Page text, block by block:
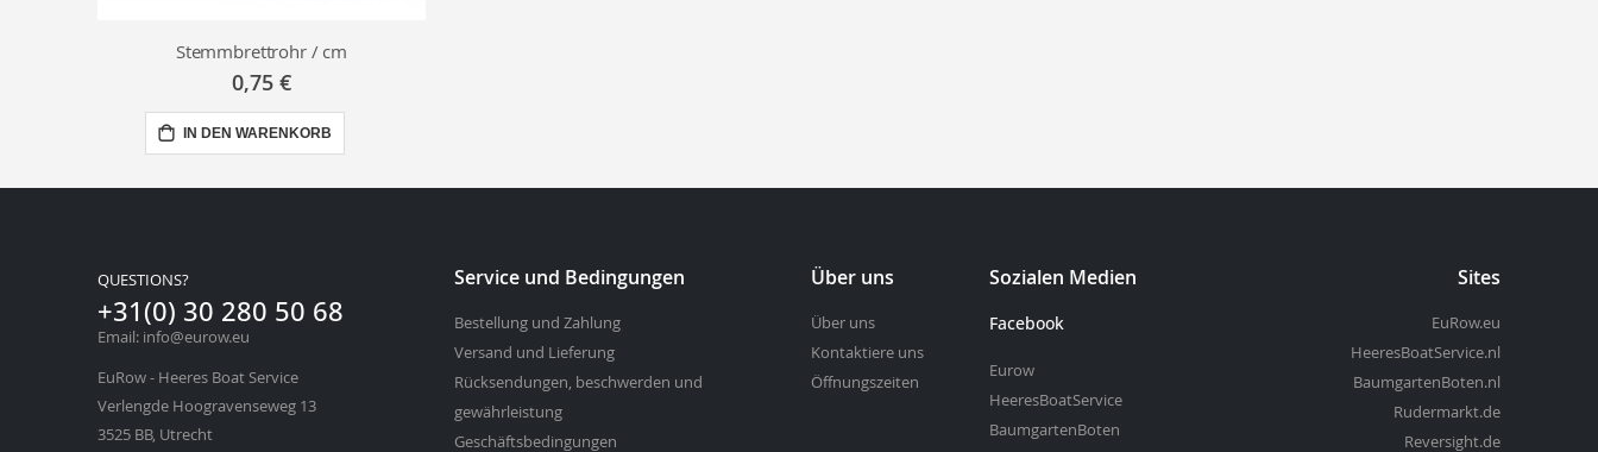
Stemmbrettrohr / cm
0,75 €
IN DEN WARENKORB
QUESTIONS?
+31(0) 30 280 50 68
Email: info@eurow.eu
EuRow - Heeres Boat Service
Verlengde Hoogravenseweg 13
3525 BB, Utrecht
Service und Bedingungen
Bestellung und Zahlung
Versand und Lieferung
Rücksendungen, beschwerden und
gewährleistung
Geschäftsbedingungen
Über uns
Über uns
Kontaktiere uns
Öffnungszeiten
Sozialen Medien
Facebook
Eurow
HeeresBoatService
BaumgartenBoten
Sites
EuRow.eu
HeeresBoatService.nl
BaumgartenBoten.nl
Rudermarkt.de
Reversight.de